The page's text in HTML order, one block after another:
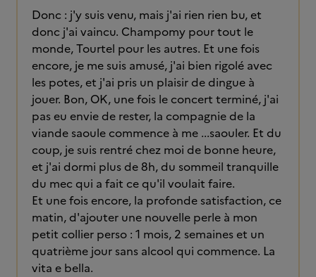
Donc : j'y suis venu, mais j'ai rien rien bu, et
donc j'ai vaincu. Champomy pour tout le
monde, Tourtel pour les autres. Et une fois
encore, je me suis amusé, j'ai bien rigolé avec
les potes, et j'ai pris un plaisir de dingue à
jouer. Bon, OK, une fois le concert terminé, j'ai
pas eu envie de rester, la compagnie de la
viande saoule commence à me ...saouler. Et du
coup, je suis rentré chez moi de bonne heure,
et j'ai dormi plus de 8h, du sommeil tranquille
du mec qui a fait ce qu'il voulait faire.
Et une fois encore, la profonde satisfaction, ce
matin, d'ajouter une nouvelle perle à mon
petit collier perso : 1 mois, 2 semaines et un
quatrième jour sans alcool qui commence. La
vita e bella.